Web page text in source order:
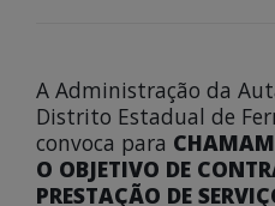
A Administração da
Distrito Estadual de
convoca para
O OBJETIVO DE
PRESTAÇÃO DE